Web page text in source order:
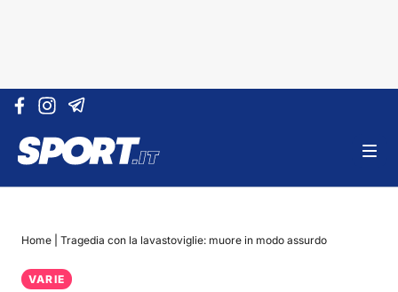
Vai al contenuto
Home Tragedia con la lavastoviglie: muore in modo assurdo
VARIE